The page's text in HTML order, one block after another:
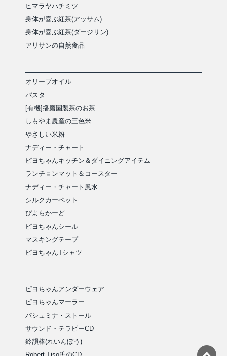
ヒマラヤハチミツ
身体が喜ぶ紅茶(アッサム)
身体が喜ぶ紅茶(ダージリン)
アリサンの自然食品
オリーブオイル
パスタ
[有機]播磨園製茶のお茶
しもやま農産の三色米
やさしい米粉
ナディー・チャート
ピヨちゃんキッチン＆ダイニングアイテム
ランチョンマット＆コースター
ナディー・チャート風水
シルクカーペット
ぴよらかーど
ピヨちゃんシール
マスキングテープ
ピヨちゃんTシャツ
ピヨちゃんアンダーウェア
ピヨちゃんマーラー
パシュミナ・ストール
サウンド・テラピーCD
鈴韻棒(れいんぼう)